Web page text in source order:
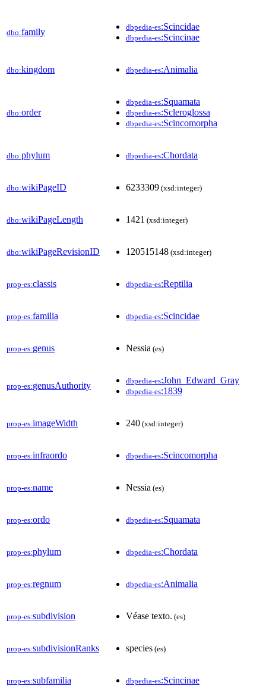
dbo:family dbpedia-es:Scincidae
dbpedia-es:Scincinae
dbo:kingdom dbpedia-es:Animalia
dbo:order
dbpedia-es:Squamata
dbpedia-es:Scleroglossa
dbpedia-es:Scincomorpha
dbo:phylum dbpedia-es:Chordata
dbo:wikiPageID 6233309 (xsd:integer)
dbo:wikiPageLength 1421 (xsd:integer)
dbo:wikiPageRevisionID 120515148 (xsd:integer)
prop-es:classis dbpedia-es:Reptilia
prop-es:familia dbpedia-es:Scincidae
prop-es:genus Nessia (es)
prop-es:genusAuthority dbpedia-es:John_Edward_Gray
dbpedia-es:1839
prop-es:imageWidth 240 (xsd:integer)
prop-es:infraordo dbpedia-es:Scincomorpha
prop-es:name Nessia (es)
prop-es:ordo dbpedia-es:Squamata
prop-es:phylum dbpedia-es:Chordata
prop-es:regnum dbpedia-es:Animalia
prop-es:subdivision Véase texto. (es)
prop-es:subdivisionRanks species (es)
prop-es:subfamilia dbpedia-es:Scincinae